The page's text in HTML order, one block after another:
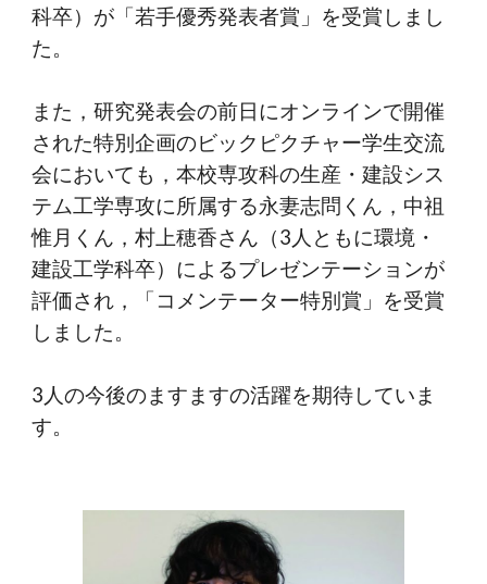
科卒）が「若手優秀発表者賞」を受賞しまし
た。
また，研究発表会の前日にオンラインで開催
された特別企画のビックピクチャー学生交流
会においても，本校専攻科の生産・建設シス
テム工学専攻に所属する永妻志問くん，中祖
惟月くん，村上穂香さん（3人ともに環境・
建設工学科卒）によるプレゼンテーションが
評価され，「コメンテーター特別賞」を受賞
しました。
3人の今後のますますの活躍を期待していま
す。